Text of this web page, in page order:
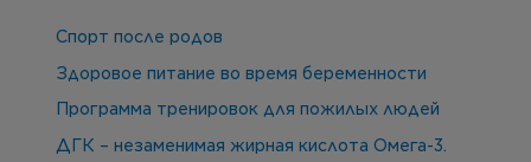
Спорт после родов
Здоровое питание во время беременности
Программа тренировок для пожилых людей
ДГК – незаменимая жирная кислота Омега-3.